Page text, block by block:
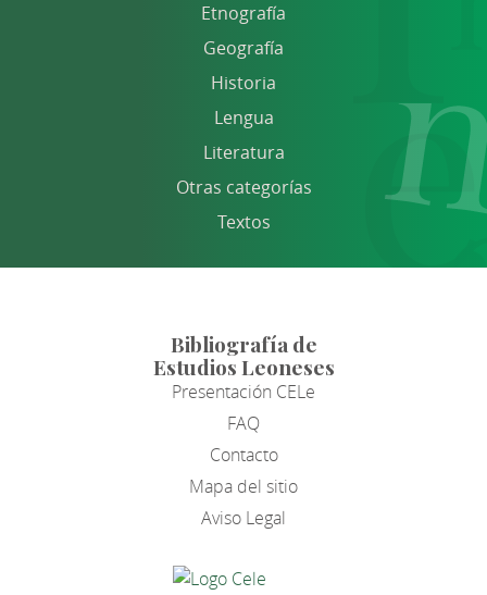
Etnografía
Geografía
Historia
Lengua
Literatura
Otras categorías
Textos
Bibliografía de
Estudios Leoneses
Presentación CELe
FAQ
Contacto
Mapa del sitio
Aviso Legal